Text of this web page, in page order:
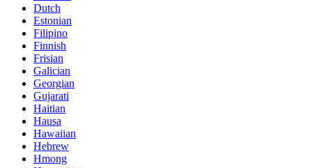
Dutch
Estonian
Filipino
Finnish
Frisian
Galician
Georgian
Gujarati
Haitian
Hausa
Hawaiian
Hebrew
Hmong